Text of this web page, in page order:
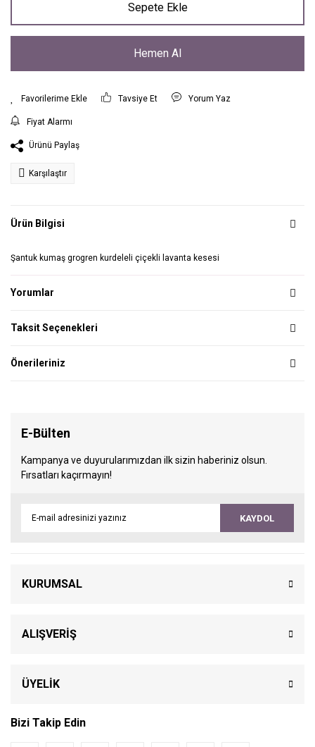
Sepete Ekle
Hemen Al
Tavsiye Et Yorum Yaz
Fiyat Alarmı
Ürünü Paylaş
Karşılaştır
Ürün Bilgisi
Şantuk kumaş grogren kurdeleli çiçekli lavanta kesesi
Yorumlar
Taksit Seçenekleri
Önerileriniz
E-Bülten
Kampanya ve duyurularımızdan ilk sizin haberiniz olsun.
Fırsatları kaçırmayın!
KAYDOL
KURUMSAL
ALIŞVERİŞ
ÜYELİK
Bizi Takip Edin